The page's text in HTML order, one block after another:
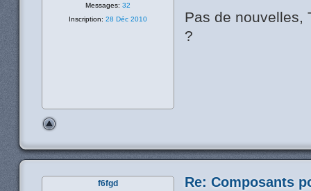
Pas de nouvelles,
?
Messages: 32
Inscription: 28 Déc 2010
Re: Composants
f6fgd